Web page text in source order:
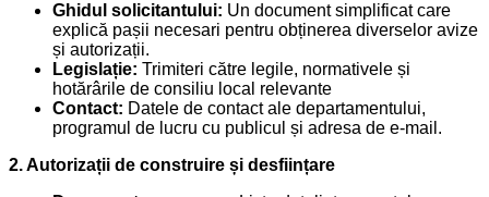
Ghidul solicitantului: Un document simplificat care
explică pașii necesari pentru obținerea diverselor avize
și autorizații.
Legislație: Trimiteri către legile, normativele și
hotărârile de consiliu local relevante
Contact: Datele de contact ale departamentului,
programul de lucru cu publicul și adresa de e-mail.
2. Autorizații de construire și desființare